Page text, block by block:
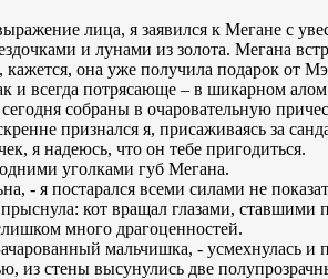
лица, я заявился к Мегане с
и лунами из золота. Мегана
кажется, она уже получила подарок от
и всегда потрясающе – в шикарном
собраны в очаровательную
признался я, присаживаясь за
я надеюсь, что он тебе пригодиться.
уголками губ Мегана.
- я постарался всеми силами не
кот вращал глазами,
много драгоценностей.
мальчишка, - усмехнулась
из стены высунулись две